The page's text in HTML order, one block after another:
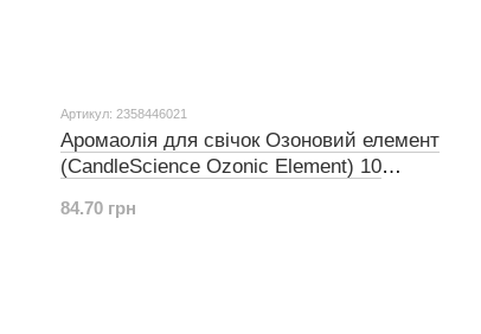
Артикул: 2358446021
Аромаолія для свічок Озоновий елемент
(CandleScience Ozonic Element) 10
84.70 грн